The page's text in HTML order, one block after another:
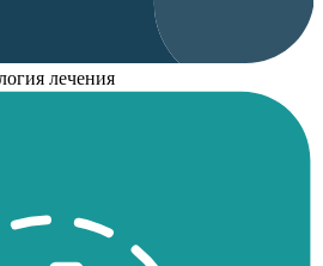
лечения